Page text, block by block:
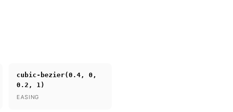
cubic-bezier(0.4, 0,
0.2, 1)
EASING